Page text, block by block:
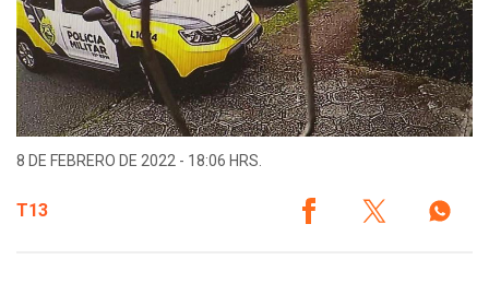
8 DE FEBRERO DE 2022 - 18:06 HRS.
T13